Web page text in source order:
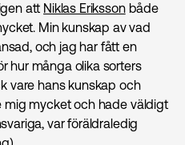
att Niklas Erikssonbåde
Min kunskap av vad
och jag har fått en
hur många olika sorters
vare hans kunskap och
mig mycket och hade väldigt
var föräldraledig